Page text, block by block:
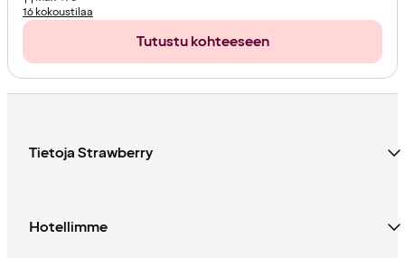
16 kokoustilaa
Tutustu kohteeseen
Tietoja Strawberry
Hotellimme